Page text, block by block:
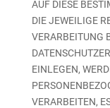
AUF DIESE
DIE JEWEILIGE
VERARBEITUNG
EINLEGEN,
VERARBEITEN,